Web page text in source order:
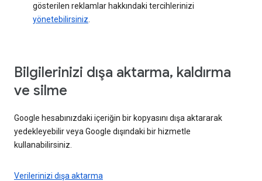
gösterilen reklamlar hakkındaki tercihlerinizi
yönetebilirsiniz
Bilgilerinizi dışa aktarma, kaldırma
ve silme
Google hesabınızdaki içeriğin bir kopyasını dışa aktararak
yedekleyebilir veya Google dışındaki bir hizmetle
kullanabilirsiniz.
Verilerinizi dışa aktarma